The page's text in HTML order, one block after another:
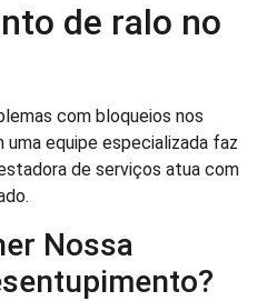
de ralo no
com bloqueios nos
equipe especializada faz
de serviços atua com
Nossa